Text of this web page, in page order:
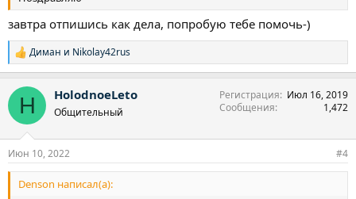
завтра отпишись как дела, попробую тебе помочь-)
Р
е
к
и
Диман и Nikolay42rus
H HolodnoeLeto
Общительный
Регистрация
Июл 16, 2019
Сообщения
1,472
Июн 10, 2022 #4
Denson написал(а):